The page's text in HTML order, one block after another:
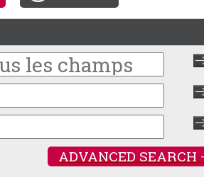
ADVANCED SEARCH